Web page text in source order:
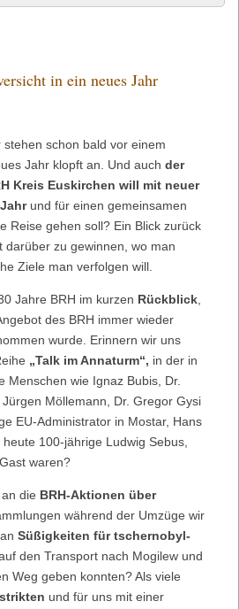
in ein neues Jahr
stehen schon bald vor einem
Jahr klopft an. Und auch der
Kreis Euskirchen will mit neuer
und für einen gemeinsamen
Reise gehen soll? Ein Blick zurück
darüber zu gewinnen, wo man
Ziele man verfolgen will.
Jahre BRH im kurzen Rückblick
des BRH immer wieder
wurde. Erinnern wir uns
„Talk im Annaturm“, in der in
Menschen wie Ignaz Bubis, Dr.
Möllemann, Dr. Gregor Gysi
EU-Administrator in Mostar, Hans
100-jährige Ludwig Sebus,
waren?
die BRH-Aktionen über
während der Umzüge wir
Süßigkeiten für tschernobyl-
den Transport nach Mogilew und
Weg geben konnten? Als viele
und für uns mit einer